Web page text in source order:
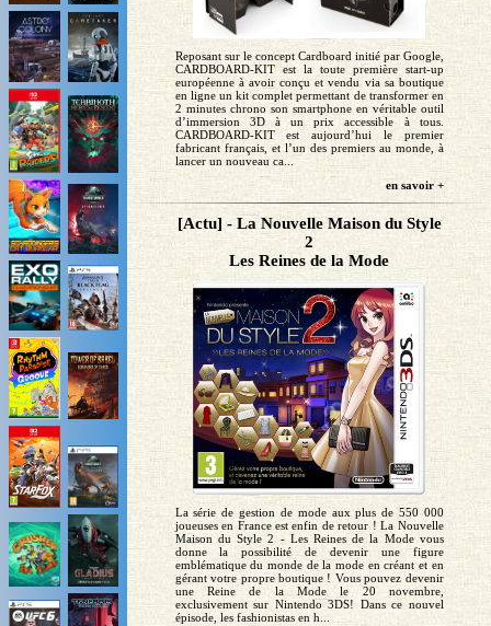
Reposant sur le concept Cardboard initié par Google,
CARDBOARD-KIT est la toute première start-up
européenne à avoir conçu et vendu via sa boutique
en ligne un kit complet permettant de transformer en
2 minutes chrono son smartphone en véritable outil
d’immersion 3D à un prix accessible à tous.
CARDBOARD-KIT est aujourd’hui le premier
fabricant français, et l’un des premiers au monde, à
lancer un nouveau ca...
en savoir +
[Actu] - La Nouvelle Maison du Style
2
Les Reines de la Mode
La série de gestion de mode aux plus de 550 000
joueuses en France est enfin de retour ! La Nouvelle
Maison du Style 2 - Les Reines de la Mode vous
donne la possibilité de devenir une figure
emblématique du monde de la mode en créant et en
gérant votre propre boutique ! Vous pouvez devenir
une Reine de la Mode le 20 novembre,
exclusivement sur Nintendo 3DS! Dans ce nouvel
épisode, les fashionistas en h...